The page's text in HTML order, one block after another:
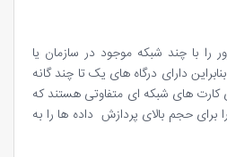
را با چند شبکه موجود در سازمان یا
دارای درگاه های یک تا چند گانه
کارت های شبکه ای متفاوتی هستند که
کار آزاد سازی پردازنده CPU را برای حجم بالای پردازش داده ها را به